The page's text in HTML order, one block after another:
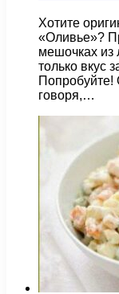
Хотите
«Оливье»?
мешочках из
только вкус
Попробуйте!
говоря,…